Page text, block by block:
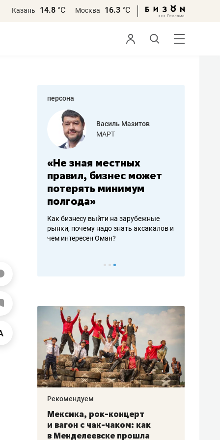
Казань 14.8 °С Москва 16.3 °С
персона
работа
Василь Мазитов
МАРТ
«Не зная местных
правил, бизнес может
потерять минимум
полгода»
Как бизнесу выйти на зарубежные
рынки, почему надо знать аксакалов и
чем интересен Оман?
Рекомендуем
Мексика, рок-концерт
и вагон с чак-чаком: как
в Менделеевске прошла